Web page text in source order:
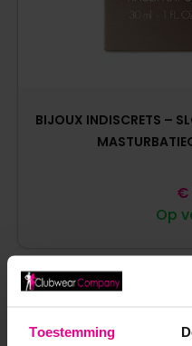
Toestemming
BIJOUX INDISCRETS –
Op
€